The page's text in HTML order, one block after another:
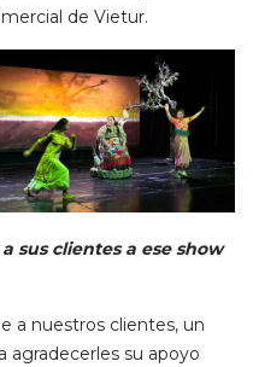
de Vietur.
sus clientes a ese show
a nuestros clientes, un
agradecerles su apoyo